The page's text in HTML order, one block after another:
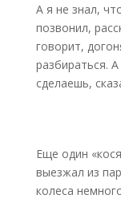
А я не знал,
позвонил,
говорит,
разбираться.
сделаешь,
Еще один
выезжал из
колеса